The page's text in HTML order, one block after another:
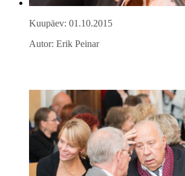
Kuupäev: 01.10.2015
Autor: Erik Peinar